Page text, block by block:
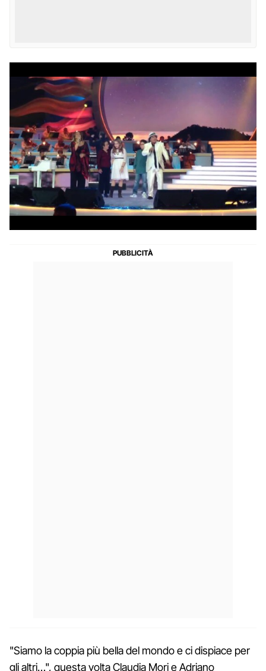
"Siamo la coppia più bella del mondo e ci dispiace per
gli altri…", questa volta Claudia Mori e Adriano